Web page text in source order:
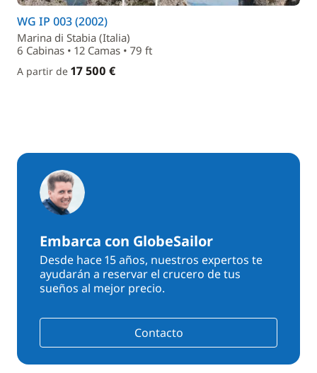
WG IP 003 (2002)
Marina di Stabia (Italia)
6 Cabinas • 12 Camas • 79 ft
A partir de 17 500 €
Embarca con GlobeSailor
Desde hace 15 años, nuestros expertos te
ayudarán a reservar el crucero de tus
sueños al mejor precio.
Contacto